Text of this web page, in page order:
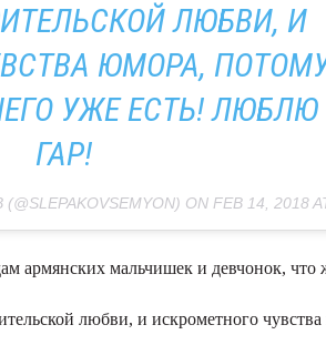
ЛЮБВИ, И
ЮМОРА,
УЖЕ ЕСТЬ! ЛЮБЛЮ
ГАР!
ON FEB 14, 2018 AT
армянских мальчишек и девчонок, что
любви, и искрометного